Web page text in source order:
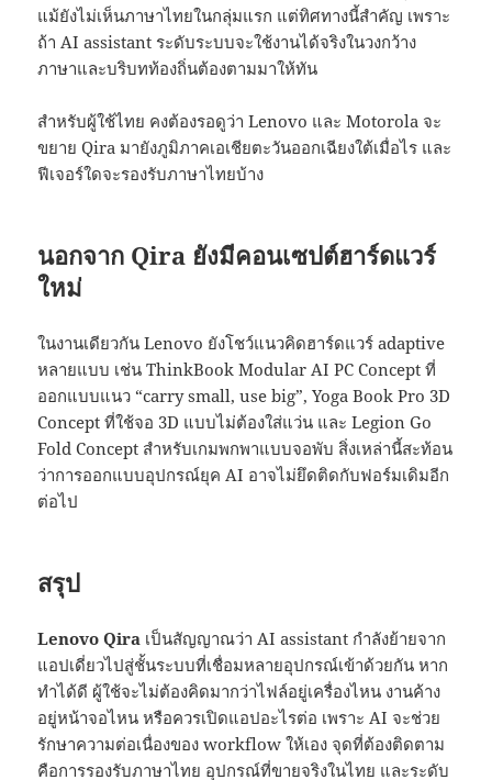
แม้ยังไม่เห็นภาษาไทยในกลุ่มแรก แต่ทิศทางนี้สำคัญ เพราะ
ถ้า AI assistant ระดับระบบจะใช้งานได้จริงในวงกว้าง
ภาษาและบริบทท้องถิ่นต้องตามมาให้ทัน
สำหรับผู้ใช้ไทย คงต้องรอดูว่า Lenovo และ Motorola จะ
ขยาย Qira มายังภูมิภาคเอเชียตะวันออกเฉียงใต้เมื่อไร และ
ฟีเจอร์ใดจะรองรับภาษาไทยบ้าง
นอกจาก Qira ยังมีคอนเซปต์ฮาร์ดแวร์
ใหม่
ในงานเดียวกัน Lenovo ยังโชว์แนวคิดฮาร์ดแวร์ adaptive
หลายแบบ เช่น ThinkBook Modular AI PC Concept ที่
ออกแบบแนว “carry small, use big”, Yoga Book Pro 3D
Concept ที่ใช้จอ 3D แบบไม่ต้องใส่แว่น และ Legion Go
Fold Concept สำหรับเกมพกพาแบบจอพับ สิ่งเหล่านี้สะท้อน
ว่าการออกแบบอุปกรณ์ยุค AI อาจไม่ยึดติดกับฟอร์มเดิมอีก
ต่อไป
สรุป
Lenovo Qira เป็นสัญญาณว่า AI assistant กำลังย้ายจาก
แอปเดี่ยวไปสู่ชั้นระบบที่เชื่อมหลายอุปกรณ์เข้าด้วยกัน หาก
ทำได้ดี ผู้ใช้จะไม่ต้องคิดมากว่าไฟล์อยู่เครื่องไหน งานค้าง
อยู่หน้าจอไหน หรือควรเปิดแอปอะไรต่อ เพราะ AI จะช่วย
รักษาความต่อเนื่องของ workflow ให้เอง จุดที่ต้องติดตาม
คือการรองรับภาษาไทย อุปกรณ์ที่ขายจริงในไทย และระดับ